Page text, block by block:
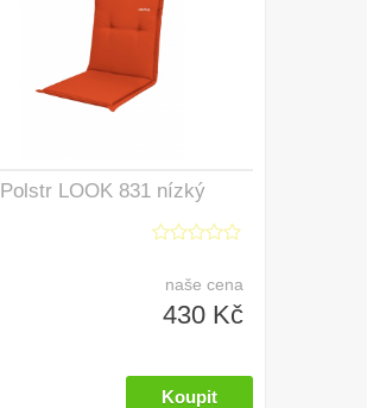
Polstr LOOK 831 nízký
naše cena
430 Kč